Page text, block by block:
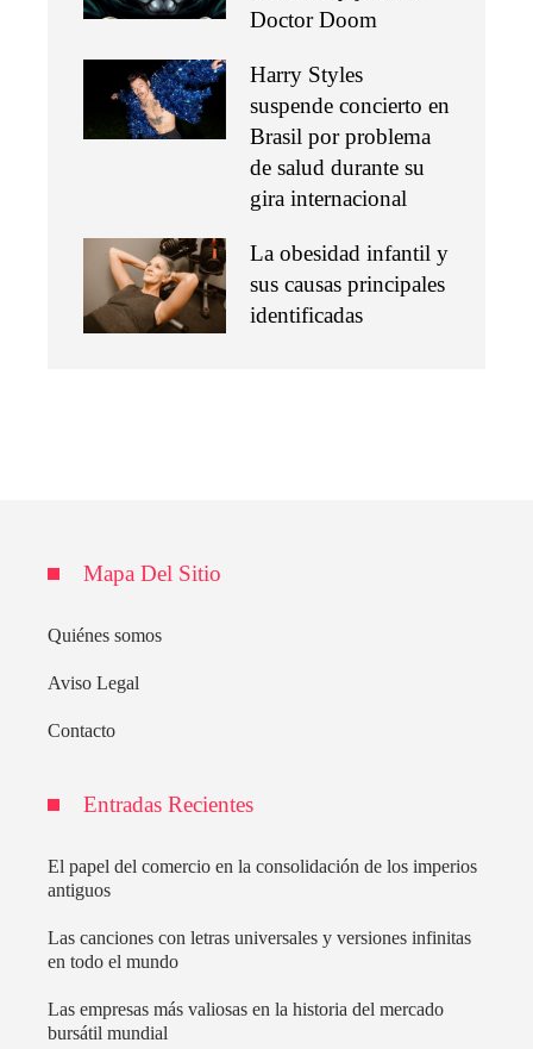
Doctor Doom
Harry Styles
suspende concierto en
Brasil por problema
de salud durante su
gira internacional
La obesidad infantil y
sus causas principales
identificadas
Mapa Del Sitio
Quiénes somos
Aviso Legal
Contacto
Entradas Recientes
El papel del comercio en la consolidación de los imperios
antiguos
Las canciones con letras universales y versiones infinitas
en todo el mundo
Las empresas más valiosas en la historia del mercado
bursátil mundial